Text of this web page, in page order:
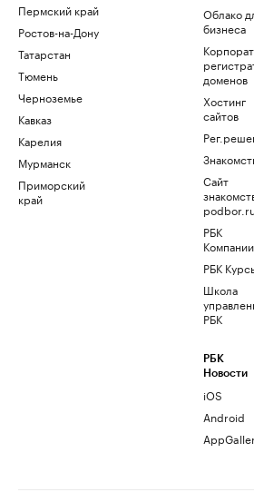
Пермский край
Ростов-на-Дону
Татарстан
Тюмень
Черноземье
Кавказ
Карелия
Мурманск
Приморский
край
Облако
бизнеса
доменов
Хостинг
сайтов
Сайт
РБК
Компании
РБК
Школа
РБК
РБК
Новости
iOS
Android